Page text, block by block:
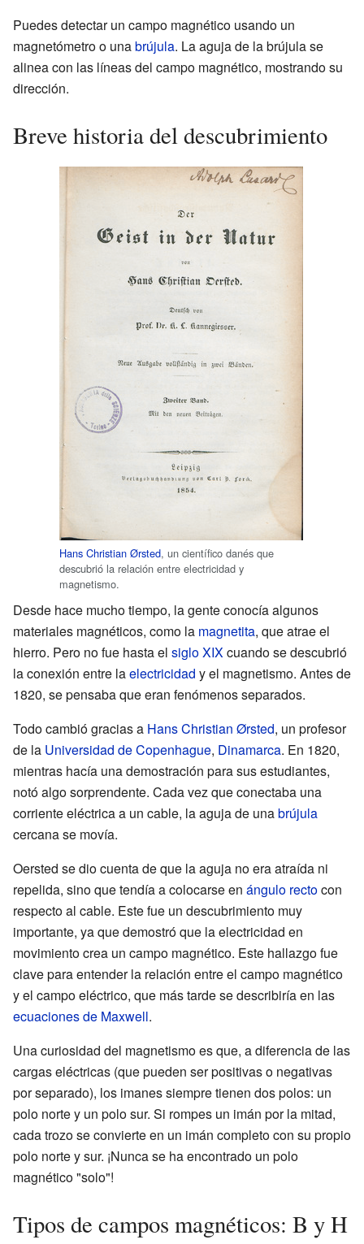
Puedes detectar un campo magnético usando un
magnetómetro o unabrújula. La aguja de la brújula se
alinea con las líneas del campo magnético, mostrando su
dirección.
Breve historia del descubrimiento
Hans Christian Ørsted, un científico danés que
descubrió la relación entre electricidad y
magnetismo.
Desde hace mucho tiempo, la gente conocía algunos
materiales magnéticos, como la magnetita, que atrae el
hierro. Pero no fue hasta el siglo XIXcuando se descubrió
la conexión entre laelectricidad y el magnetismo. Antes de
1820, se pensaba que eran fenómenos separados.
Todo cambió gracias a Hans Christian Ørsted, un profesor
de la Universidad de Copenhague, Dinamarca. En 1820,
mientras hacía una demostración para sus estudiantes,
notó algo sorprendente. Cada vez que conectaba una
corriente eléctrica a un cable, la aguja de unabrújula
cercana se movía.
Oersted se dio cuenta de que la aguja no era atraída ni
repelida, sino que tendía a colocarse en ángulo rectocon
respecto al cable. Este fue un descubrimiento muy
importante, ya que demostró que la electricidad en
movimiento crea un campo magnético. Este hallazgo fue
clave para entender la relación entre el campo magnético
y el campo eléctrico, que más tarde se describiría en las
ecuaciones de Maxwell.
Una curiosidad del magnetismo es que, a diferencia de las
cargas eléctricas (que pueden ser positivas o negativas
por separado), los imanes siempre tienen dos polos: un
polo norte y un polo sur. Si rompes un imán por la mitad,
cada trozo se convierte en un imán completo con su propio
polo norte y sur. ¡Nunca se ha encontrado un polo
magnético "solo"!
Tipos de campos magnéticos: B y H